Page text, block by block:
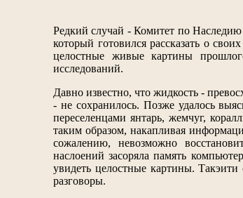
Редкий случай - Комитет по
который готовился рассказать о
целостные живые картины
исследований.
Давно известно, что жидкость -
- не сохранилось. Позже удалось
переселенцами янтарь, жемчуг,
таким образом, накапливая
сожалению, невозможно
наслоений засоряла память
увидеть целостные картины.
разговоры.